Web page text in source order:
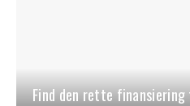
Find den rette